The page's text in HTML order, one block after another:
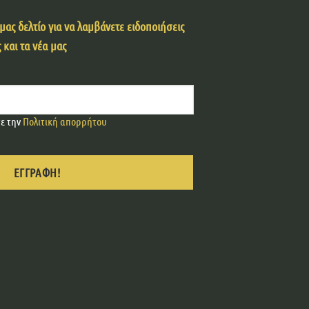
δελτίο για να λαμβάνετε ειδοποιήσεις
και τα νέα μας
την Πολιτική απορρήτου